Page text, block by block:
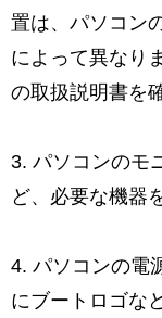
置は、パソコン
によって異なり
の取扱説明書を
3. パソコンのモ
ど、必要な機器
4. パソコンの電
にブートロゴな